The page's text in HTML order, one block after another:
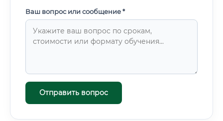
Ваш вопрос или сообщение *
Отправить вопрос